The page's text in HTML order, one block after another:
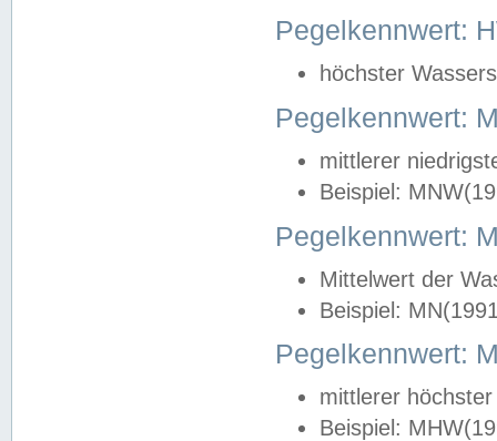
Pegelkennwert:
höchster
Pegelkennwert:
mittlerer
Beispiel:
Pegelkennwert:
Mittelwert der
Beispiel:
Pegelkennwert:
mittlerer
Beispiel: